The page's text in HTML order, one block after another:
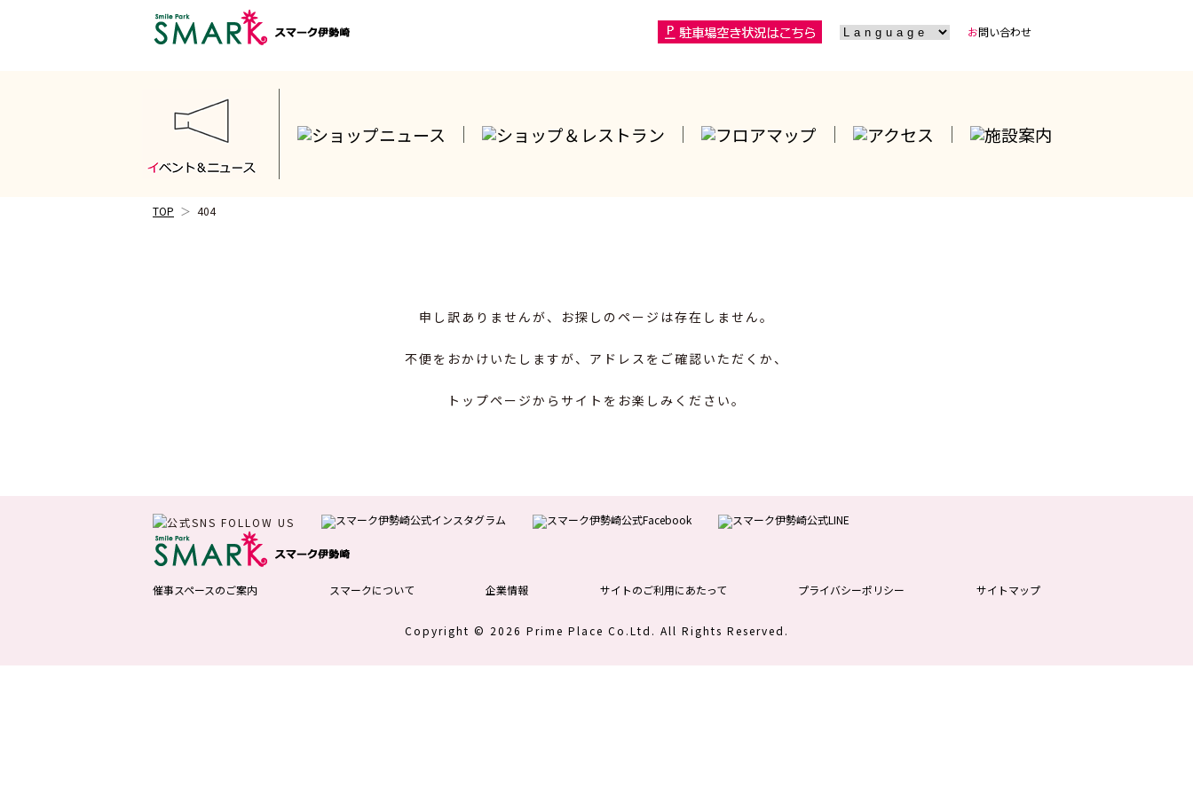
お問い合わせ
TOP 404
申し訳ありませんが、お探しのページは存在しません。
不便をおかけいたしますが、アドレスをご確認いただくか、
トップページからサイトをお楽しみください。
催事スペースのご案内 スマークについて 企業情報 サイトのご利用にあたって プライバシーポリシー サイトマップ
Copyright © 2026 Prime Place Co.Ltd. All Rights Reserved.